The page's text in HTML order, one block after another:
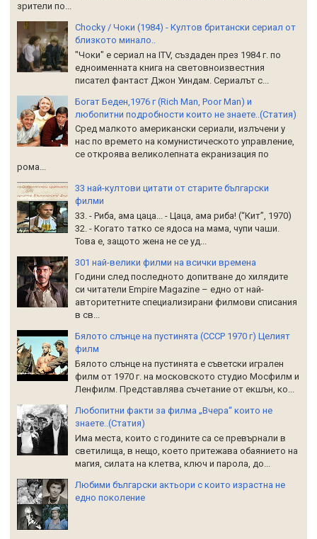
зрители по...
Chocky / Чоки (1984) - Култов британски сериал от
близкото минало..
"Чоки" е сериал на ITV, създаден през 1984 г. по
едноименната книга на световноизвестния
писател фантаст Джон Уиндам. Сериалът с...
Богат Беден,1976 г (Rich Man, Poor Man) и
любопитни подробности които не знаете..(Статия)
Сред малкото американски сериали, излъчени у
нас по времето на комунистическото управление,
се откроява великолепната екранизация по
рома...
33 най-култови цитати от старите български
филми
33. - Риба, ама цаца... - Цаца, ама риба! (“Кит”, 1970)
32. - Когато татко се ядоса на мама, чупи чаши.
Това е, защото жена не се уд...
301 най-велики филми на всички времена
Години след последното допитване до хилядите
си читатели Empire Magazine – едно от най-
авторитетните специализирани филмови списания
в св...
Бялото слънце на пустинята (СССР 1970 г) Целият
филм
Бялото слънце на пустинята е съветски игрален
филм от 1970 г. на московското студио Мосфилм и
Ленфилм. Представлява съчетание от екшън, ко...
Любопитни факти за филма „Вчера“ които не
знаете..(Статия)
Има места, които с годините са се превърнали в
светилища, в нещо, което притежава обаянието на
магия, силата на клетва, ключ и парола, до...
Любими български актьори с които израстна не
едно поколение